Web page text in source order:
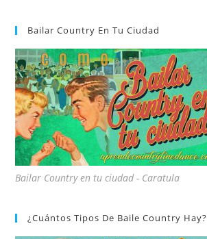
Bailar Country En Tu Ciudad
Bailar Country en tu ciudad - Caratula
¿Cuántos Tipos De Baile Country Hay?